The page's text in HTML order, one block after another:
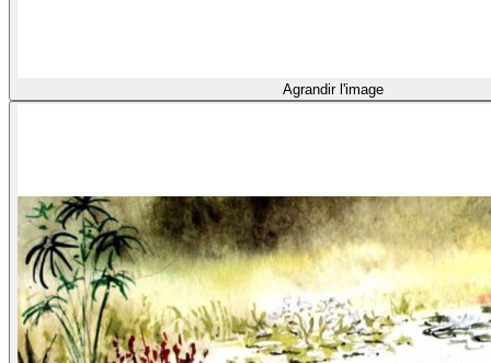
Agrandir l'image